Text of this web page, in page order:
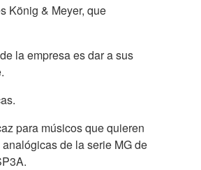
König & Meyer, que
la empresa es dar a sus
para músicos que quieren
de la serie MG de